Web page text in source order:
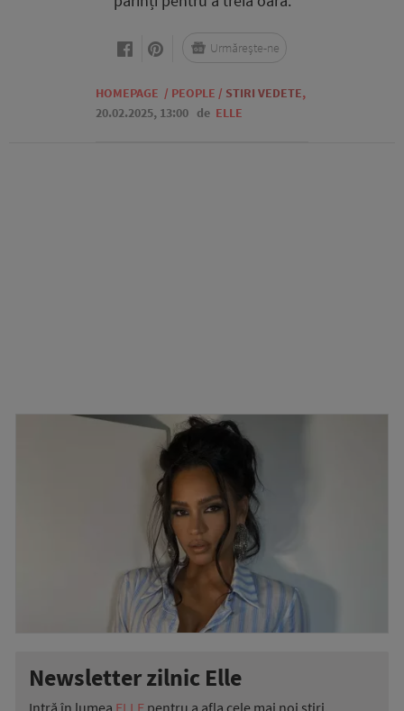
HOMEPAGE / PEOPLE / STIRI VEDETE,
20.02.2025, 13:00 de ELLE
Urmărește-ne
Newsletter zilnic Elle